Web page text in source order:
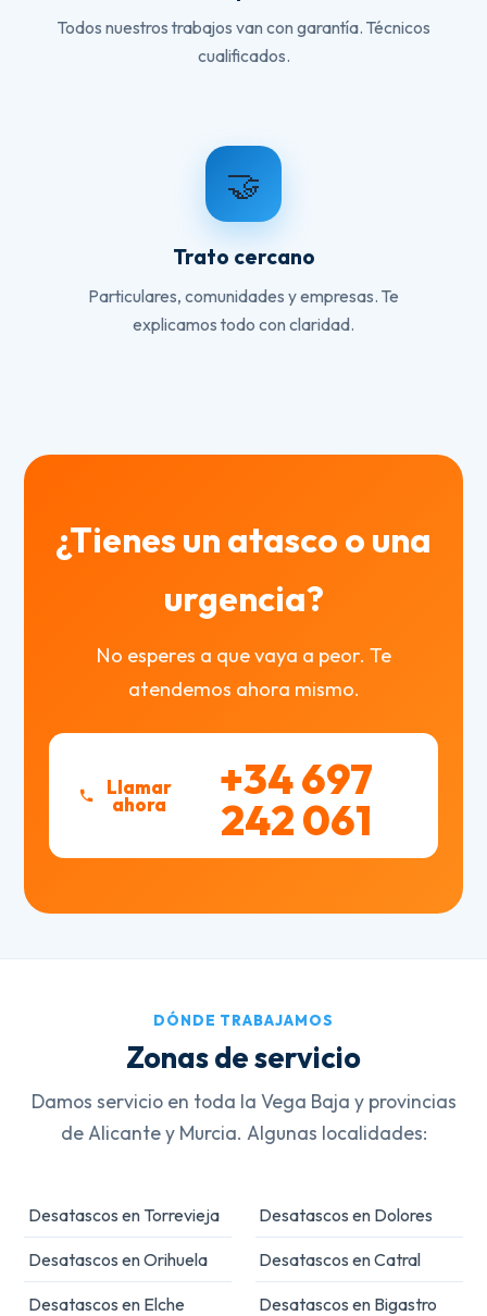
Todos nuestros trabajos van con garantía. Técnicos
cualificados.
🤝
Trato cercano
Particulares, comunidades y empresas. Te
explicamos todo con claridad.
¿Tienes un atasco o una
urgencia?
No esperes a que vaya a peor. Te
atendemos ahora mismo.
Llamar
ahora +34 697
242 061
DÓNDE TRABAJAMOS
Zonas de servicio
Damos servicio en toda la Vega Baja y provincias
de Alicante y Murcia. Algunas localidades:
Desatascos en Torrevieja
Desatascos en Orihuela
Desatascos en Elche
Desatascos en Dolores
Desatascos en Catral
Desatascos en Bigastro